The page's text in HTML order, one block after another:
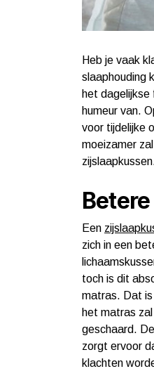
Heb je vaak
slaaphouding
het
humeur van.
voor tijdelijke
moeizamer
Een
zich in een
toch is dit
matras. Dat
het matras
geschaard.
zorgt ervoor
klachten